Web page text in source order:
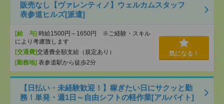
販売なし【ヴァレンティノ】ウェルカムスタッフ
表参道ヒルズ[派遣]
[給 与] 時給1500円～1650円 ※ご経験・スキル
により考慮致します
[交通費]交通費全額支給（規定あり）
[勤務地] 表参道駅から徒歩2分
気になる！
【日払い・未経験歓迎！】稼ぎたい日にサクッと勤
務！単発・週1日～自由シフトの軽作業[アルバイト]